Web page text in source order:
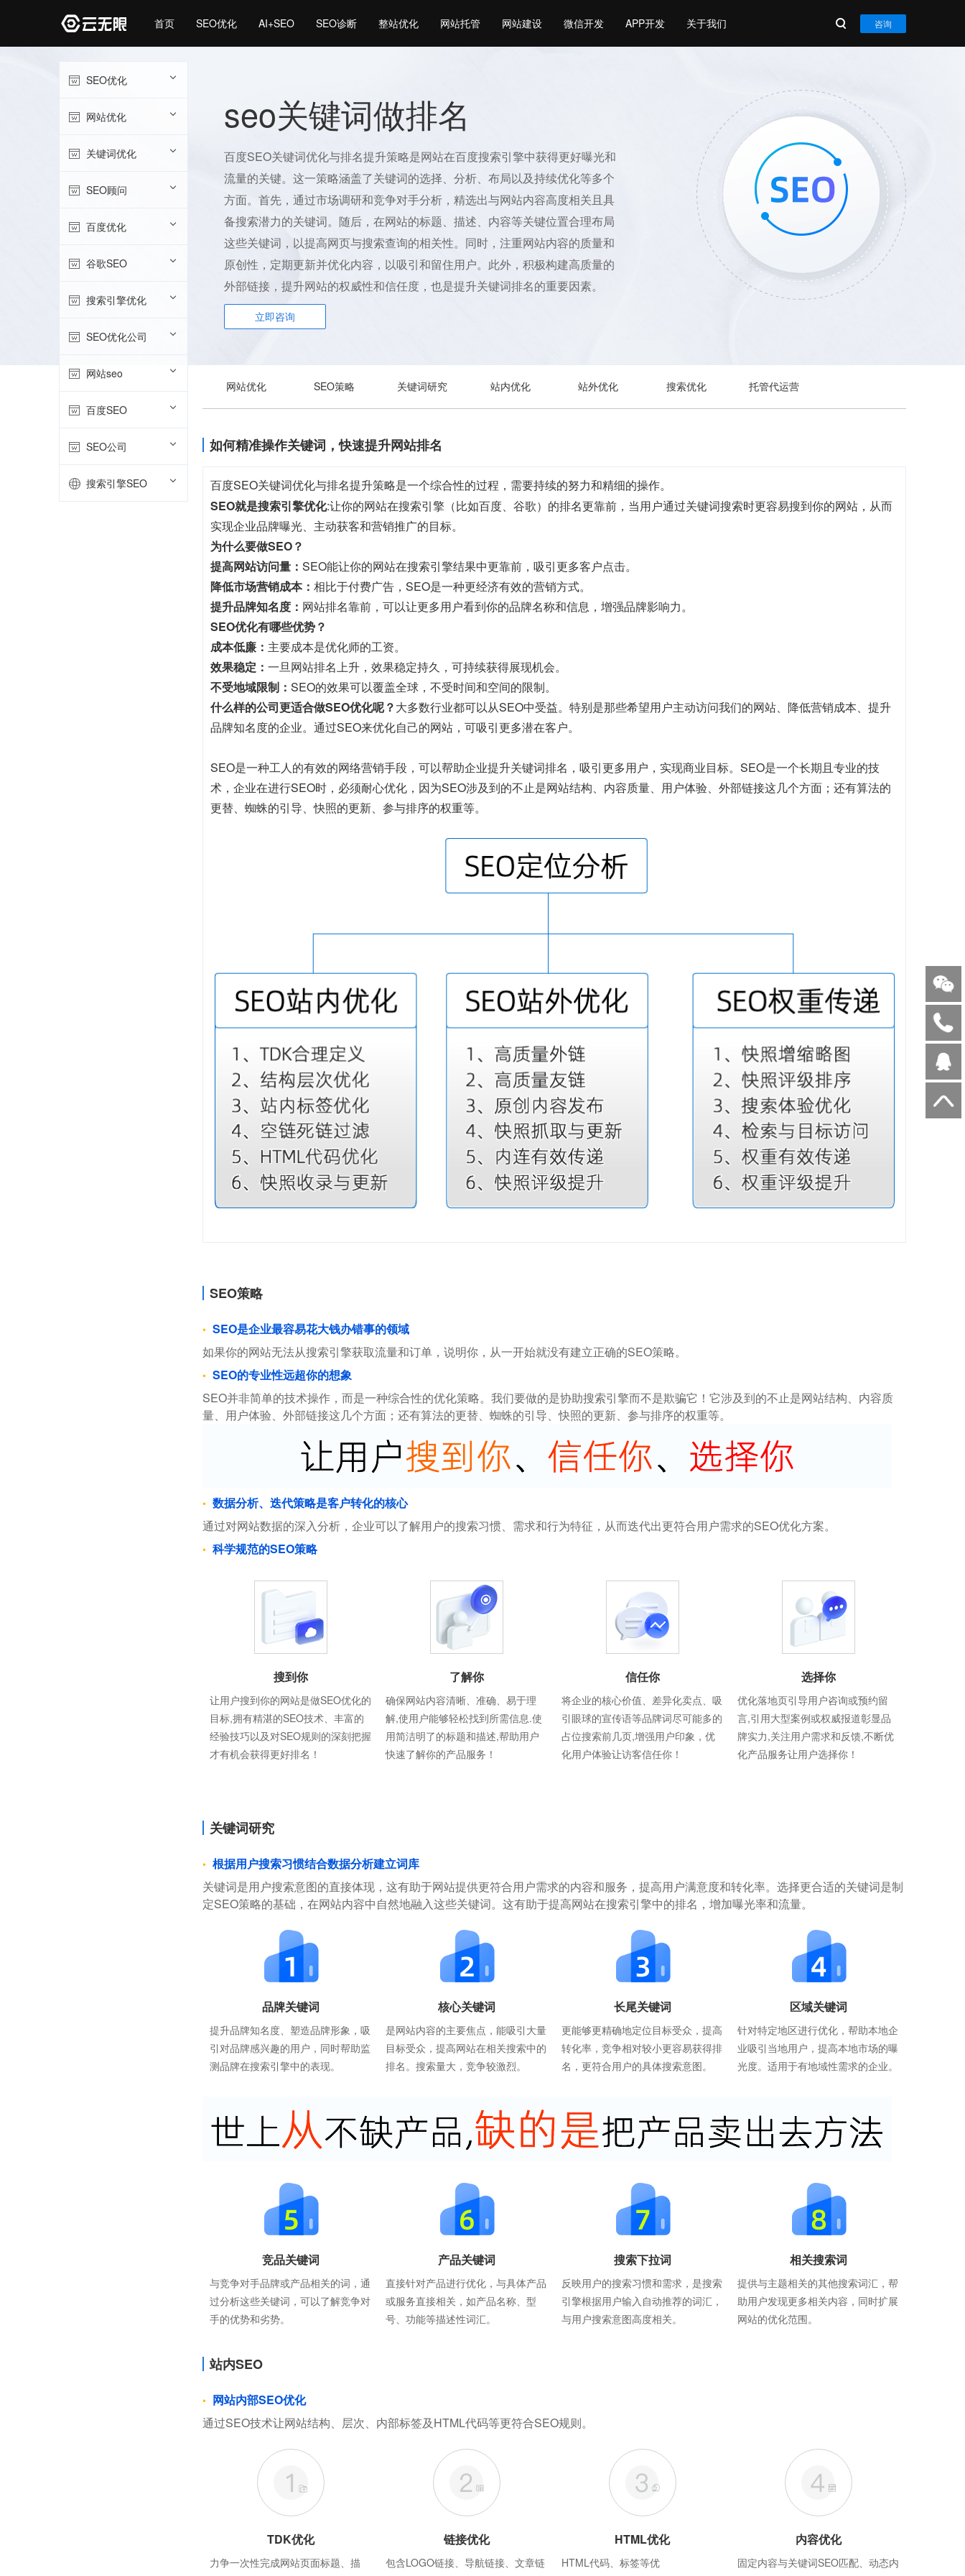
首页 SEO优化 AI+SEO SEO诊断 整站优化 网站托管 网站建设 微信开发 APP开发 关于我们 咨询
seo关键词做排名
百度SEO关键词优化与排名提升策略是网站在百度搜索引擎中获得更好曝光和
流量的关键。这一策略涵盖了关键词的选择、分析、布局以及持续优化等多个
方面。首先，通过市场调研和竞争对手分析，精选出与网站内容高度相关且具
备搜索潜力的关键词。随后，在网站的标题、描述、内容等关键位置合理布局
这些关键词，以提高网页与搜索查询的相关性。同时，注重网站内容的质量和
原创性，定期更新并优化内容，以吸引和留住用户。此外，积极构建高质量的
外部链接，提升网站的权威性和信任度，也是提升关键词排名的重要因素。
立即咨询
SEO优化
网站优化
关键词优化
SEO顾问
百度优化
谷歌SEO
搜索引擎优化
SEO优化公司
网站seo
百度SEO
SEO公司
搜索引擎SEO
网站优化 SEO策略 关键词研究 站内优化 站外优化 搜索优化 托管代运营
如何精准操作关键词，快速提升网站排名
百度SEO关键词优化与排名提升策略是一个综合性的过程，需要持续的努力和精细的操作。
SEO就是搜索引擎优化:让你的网站在搜索引擎（比如百度、谷歌）的排名更靠前，当用户通过关键词搜索时更容易搜到你的网站，从而
实现企业品牌曝光、主动获客和营销推广的目标。
为什么要做SEO？
提高网站访问量： SEO能让你的网站在搜索引擎结果中更靠前，吸引更多客户点击。
降低市场营销成本： 相比于付费广告，SEO是一种更经济有效的营销方式。
提升品牌知名度： 网站排名靠前，可以让更多用户看到你的品牌名称和信息，增强品牌影响力。
SEO优化有哪些优势？
成本低廉： 主要成本是优化师的工资。
效果稳定： 一旦网站排名上升，效果稳定持久，可持续获得展现机会。
不受地域限制： SEO的效果可以覆盖全球，不受时间和空间的限制。
什么样的公司更适合做SEO优化呢？大多数行业都可以从SEO中受益。特别是那些希望用户主动访问我们的网站、降低营销成本、提升
品牌知名度的企业。通过SEO来优化自己的网站，可吸引更多潜在客户。
SEO是一种工人的有效的网络营销手段，可以帮助企业提升关键词排名，吸引更多用户，实现商业目标。SEO是一个长期且专业的技
术，企业在进行SEO时，必须耐心优化，因为SEO涉及到的不止是网站结构、内容质量、用户体验、外部链接这几个方面；还有算法的
更替、蜘蛛的引导、快照的更新、参与排序的权重等。
SEO策略
SEO是企业最容易花大钱办错事的领域
如果你的网站无法从搜索引擎获取流量和订单，说明你，从一开始就没有建立正确的SEO策略。
SEO的专业性远超你的想象
SEO并非简单的技术操作，而是一种综合性的优化策略。我们要做的是协助搜索引擎而不是欺骗它！它涉及到的不止是网站结构、内容质
量、用户体验、外部链接这几个方面；还有算法的更替、蜘蛛的引导、快照的更新、参与排序的权重等。
数据分析、迭代策略是客户转化的核心
通过对网站数据的深入分析，企业可以了解用户的搜索习惯、需求和行为特征，从而迭代出更符合用户需求的SEO优化方案。
科学规范的SEO策略
搜到你
让用户搜到你的网站是做SEO优化的
目标,拥有精湛的SEO技术、丰富的
经验技巧以及对SEO规则的深刻把握
才有机会获得更好排名！
了解你
确保网站内容清晰、准确、易于理
解,使用户能够轻松找到所需信息.使
用简洁明了的标题和描述,帮助用户
快速了解你的产品服务！
信任你
将企业的核心价值、差异化卖点、吸
引眼球的宣传语等品牌词尽可能多的
占位搜索前几页,增强用户印象，优
化用户体验让访客信任你！
选择你
优化落地页引导用户咨询或预约留
言,引用大型案例或权威报道彰显品
牌实力,关注用户需求和反馈,不断优
化产品服务让用户选择你！
关键词研究
根据用户搜索习惯结合数据分析建立词库
关键词是用户搜索意图的直接体现，这有助于网站提供更符合用户需求的内容和服务，提高用户满意度和转化率。选择更合适的关键词是制
定SEO策略的基础，在网站内容中自然地融入这些关键词。这有助于提高网站在搜索引擎中的排名，增加曝光率和流量。
品牌关键词
提升品牌知名度、塑造品牌形象，吸
引对品牌感兴趣的用户，同时帮助监
测品牌在搜索引擎中的表现。
核心关键词
是网站内容的主要焦点，能吸引大量
目标受众，提高网站在相关搜索中的
排名。搜索量大，竞争较激烈。
长尾关键词
更能够更精确地定位目标受众，提高
转化率，竞争相对较小更容易获得排
名，更符合用户的具体搜索意图。
区域关键词
针对特定地区进行优化，帮助本地企
业吸引当地用户，提高本地市场的曝
光度。适用于有地域性需求的企业。
竞品关键词
与竞争对手品牌或产品相关的词，通
过分析这些关键词，可以了解竞争对
手的优势和劣势。
产品关键词
直接针对产品进行优化，与具体产品
或服务直接相关，如产品名称、型
号、功能等描述性词汇。
搜索下拉词
反映用户的搜索习惯和需求，是搜索
引擎根据用户输入自动推荐的词汇，
与用户搜索意图高度相关。
相关搜索词
提供与主题相关的其他搜索词汇，帮
助用户发现更多相关内容，同时扩展
网站的优化范围。
站内SEO
网站内部SEO优化
通过SEO技术让网站结构、层次、内部标签及HTML代码等更符合SEO规则。
TDK优化
力争一次性完成网站页面标题、描
链接优化
包含LOGO链接、导航链接、文章链
HTML优化
HTML代码、标签等优
内容优化
固定内容与关键词SEO匹配、动态内